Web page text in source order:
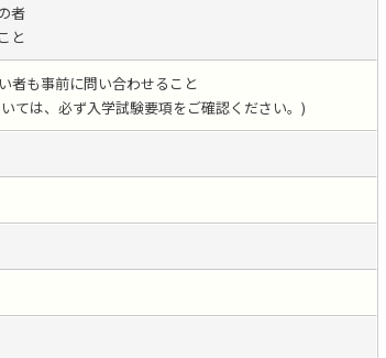
者
と
者も事前に問い合わせること
ては、必ず入学試験要項をご確認ください。)